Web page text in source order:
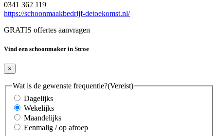
0341 362 119
https://schoonmaakbedrijf-detoekomst.nl/
GRATIS offertes aanvragen
Vind een schoonmaker in Stroe
×
Wat is de gewenste frequentie?(Vereist)
Dagelijks
Wekelijks
Maandelijks
Eenmalig / op afroep